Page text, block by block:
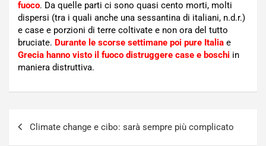
fuoco. Da quelle parti ci sono quasi cento morti, molti
dispersi (tra i quali anche una sessantina di italiani, n.d.r.)
e case e porzioni di terre coltivate e non ora del tutto
bruciate. Durante le scorse settimane poi pure Italia e
Grecia hanno visto il fuoco distruggere case e boschi in
maniera distruttiva.
Climate change e cibo: sarà sempre più complicato